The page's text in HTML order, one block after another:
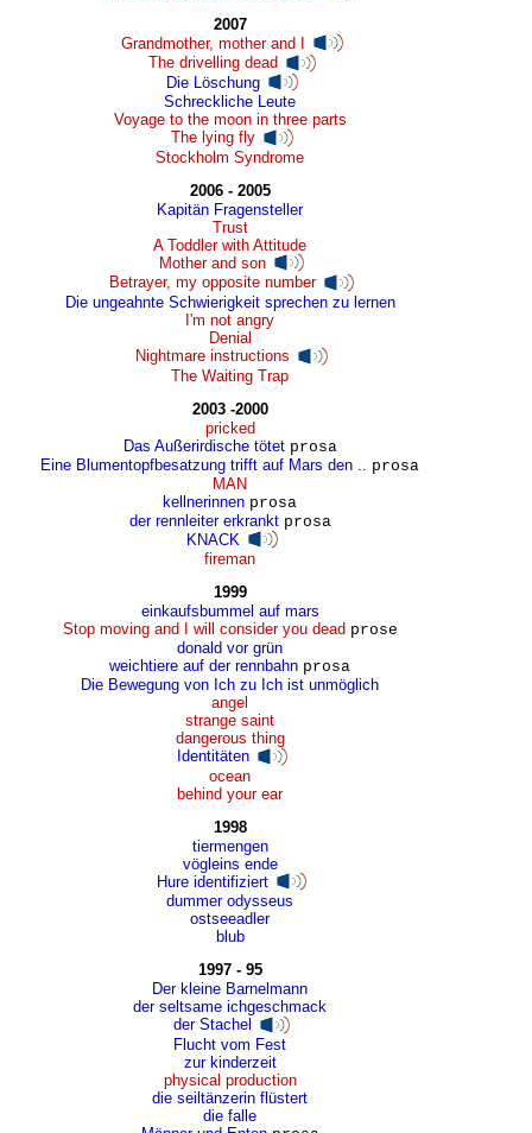
2007
Grandmother, mother and I
The drivelling dead
Die Löschung
Schreckliche Leute
Voyage to the moon in three parts
The lying fly
Stockholm Syndrome
2006 - 2005
Kapitän Fragensteller
Trust
A Toddler with Attitude
Mother and son
Betrayer, my opposite number
Die ungeahnte Schwierigkeit sprechen zu lernen
I'm not angry
Denial
Nightmare instructions
The Waiting Trap
2003 -2000
pricked
Das Außerirdische tötet prosa
Eine Blumentopfbesatzung trifft auf Mars den ..
prosa
MAN
kellnerinnen prosa
der rennleiter erkrankt prosa
KNACK
fireman
1999
einkaufsbummel auf mars
Stop moving and I will consider you dead prose
donald vor grün
weichtiere auf der rennbahn prosa
Die Bewegung von Ich zu Ich ist unmöglich
angel
strange saint
dangerous thing
Identitäten
ocean
behind your ear
1998
tiermengen
vögleins ende
Hure identifiziert
dummer odysseus
ostseeadler
blub
1997 - 95
Der kleine Barnelmann
der seltsame ichgeschmack
der Stachel
Flucht vom Fest
zur kinderzeit
physical production
die seiltänzerin flüstert
die falle